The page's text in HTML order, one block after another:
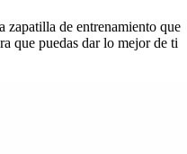
zapatilla de entrenamiento que
que puedas dar lo mejor de ti